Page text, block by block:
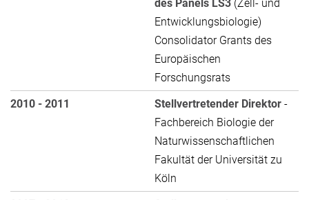
des Panels LS3 (Zell- und
Entwicklungsbiologie)
Consolidator Grants des
Europäischen
Forschungsrats
2010 - 2011
Stellvertretender Direktor -
Fachbereich Biologie der
Naturwissenschaftlichen
Fakultät der Universität zu
Köln